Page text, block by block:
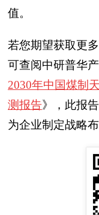
值。
若您期望获取更
可查阅中研普华
2030年中国煤制
测报告》，此报
为企业制定战略